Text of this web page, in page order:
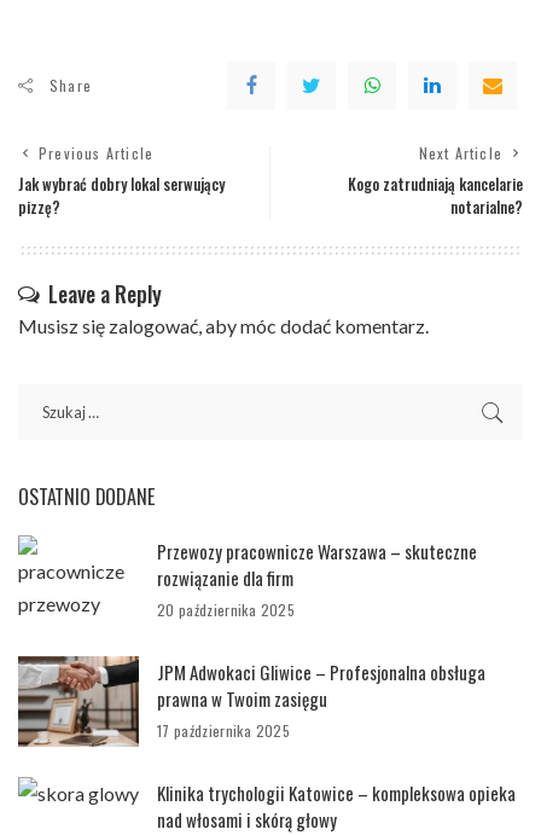
Share
Previous Article
Jak wybrać dobry lokal serwujący
pizzę?
Next Article
Kogo zatrudniają kancelarie
notarialne?
Leave a Reply
Musisz się zalogować, aby móc dodać komentarz.
OSTATNIO DODANE
Przewozy pracownicze Warszawa – skuteczne
rozwiązanie dla firm
20 października 2025
JPM Adwokaci Gliwice – Profesjonalna obsługa
prawna w Twoim zasięgu
17 października 2025
Klinika trychologii Katowice – kompleksowa opieka
nad włosami i skórą głowy